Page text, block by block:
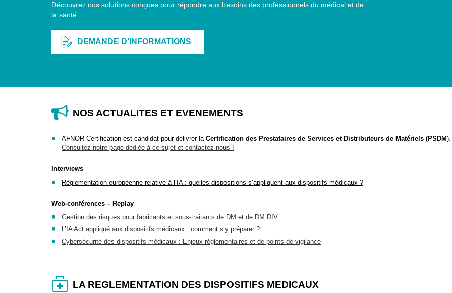
Découvrez nos solutions conçues pour répondre aux besoins des professionnels du médical et de
la santé.
DEMANDE D’INFORMATIONS
NOS ACTUALITES ET EVENEMENTS
AFNOR Certification est candidat pour délivrer la Certification des Prestataires de Services et Distributeurs de Matériels (PSDM).
Consultez notre page dédiée à ce sujet et contactez-nous !
Interviews
Règlementation européenne relative à l’IA : quelles dispositions s’appliquent aux dispositifs médicaux ?
Web-conférences – Replay
Gestion des risques pour fabricants et sous-traitants de DM et de DM DIV
L’IAAct appliqué aux dispositifs médicaux : comment s’y préparer ?
Cybersécurité des dispositifs médicaux : Enjeux réglementaires et de points de vigilance
LA REGLEMENTATION DES DISPOSITIFS MEDICAUX